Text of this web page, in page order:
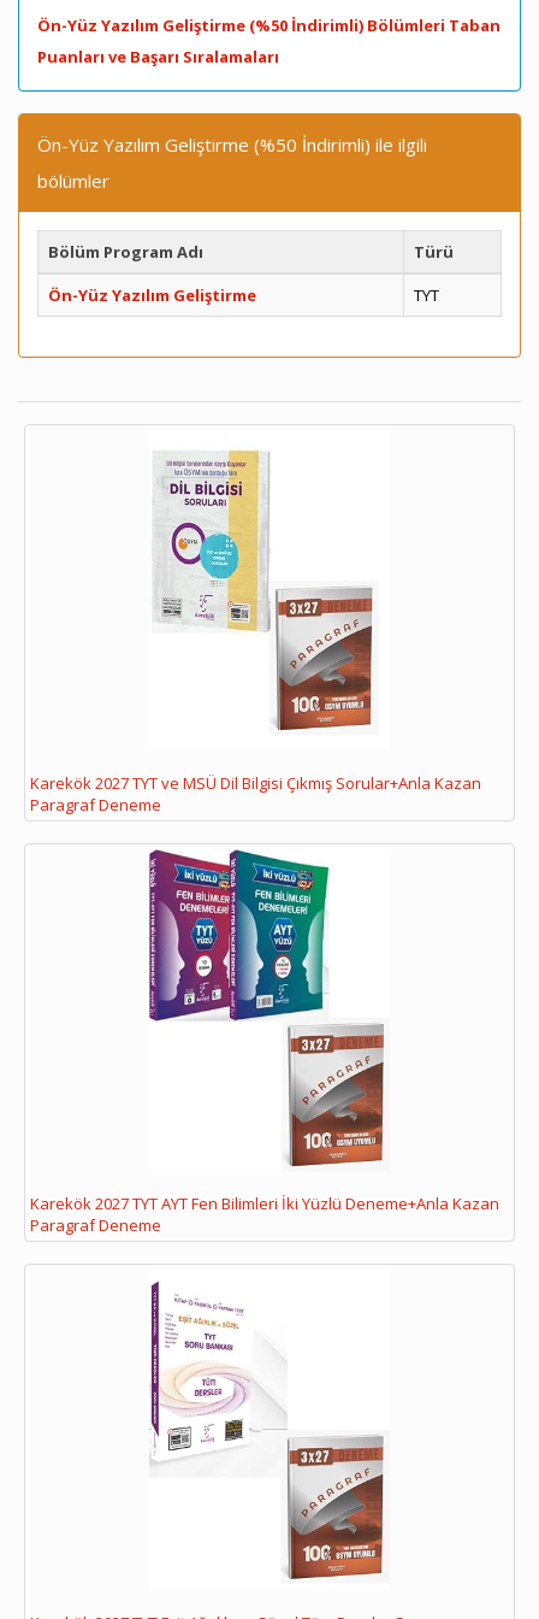
Ön-Yüz Yazılım Geliştirme (%50 İndirimli) Bölümleri Taban
Puanları ve Başarı Sıralamaları
Ön-Yüz Yazılım Geliştirme (%50 İndirimli) ile ilgili
bölümler
Bölüm Program Adı
Türü
Ön-Yüz Yazılım Geliştirme
TYT
Karekök 2027 TYT ve MSÜ Dil Bilgisi Çıkmış Sorular+Anla Kazan
Paragraf Deneme
Karekök 2027 TYT AYT Fen Bilimleri İki Yüzlü Deneme+Anla Kazan
Paragraf Deneme